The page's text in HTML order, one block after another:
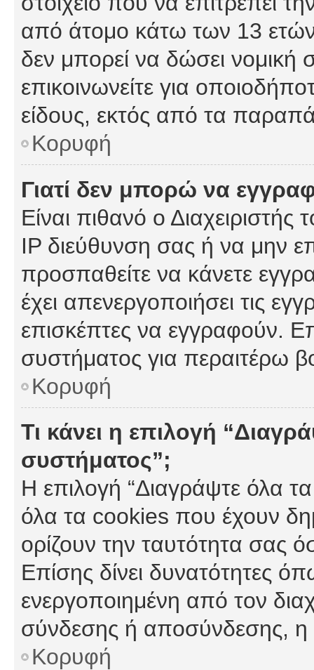
από άτομο κάτω των 13
δεν μπορεί να δώσει νομική
επικοινωνείτε για
είδους, εκτός από τα
Κορυφή
Γιατί δεν μπορώ να
Είναι πιθανό ο
IP διεύθυνση σας ή να μην
προσπαθείτε να κάνετε
έχει απενεργοποιήσει τις
επισκέπτες να εγγραφούν.
συστήματος για περαιτέρω
Κορυφή
Τι κάνει η επιλογή
συστήματος”;
Η επιλογή “Διαγράψτε όλα
όλα τα cookies που έχουν
ορίζουν την ταυτότητα σας
Επίσης δίνει δυνατότητες
ενεργοποιημένη από τον
σύνδεσης ή αποσύνδεσης, η
Κορυφή